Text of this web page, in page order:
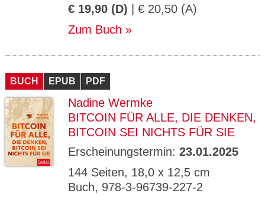
€ 19,90 (D) | € 20,50 (A)
Zum Buch
BUCH EPUB PDF
Nadine Wermke
BITCOIN FÜR ALLE, DIE DENKEN,
BITCOIN SEI NICHTS FÜR SIE
Erscheinungstermin: 23.01.2025
144 Seiten, 18,0 x 12,5 cm
Buch, 978-3-96739-227-2